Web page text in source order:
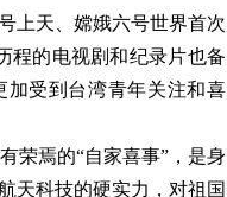
上天、嫦娥六号世界首次
程的电视剧和纪录片也备
加受到台湾青年关注和喜
荣焉的“自家喜事”，是身
天科技的硬实力，对祖国